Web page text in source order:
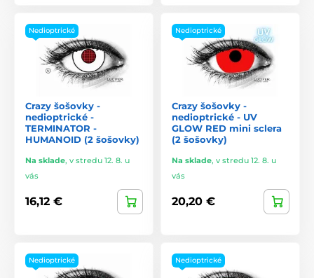
Nedioptrické
Crazy šošovky -
nedioptrické -
TERMINATOR -
HUMANOID (2 šošovky)
Na sklade, v stredu 12. 8. u
vás
16,12 €
Nedioptrické
Crazy šošovky -
nedioptrické - UV
GLOW RED mini sclera
(2 šošovky)
Na sklade, v stredu 12. 8. u
vás
20,20 €
Nedioptrické Nedioptrické